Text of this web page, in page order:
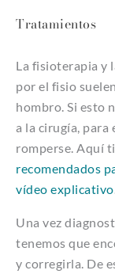
Tratamientos
La fisioterapia y
por el fisio
hombro. Si esto
a la cirugía, para
romperse. Aquí
recomendados
vídeo explicativo
Una vez
tenemos que
y corregirla. De